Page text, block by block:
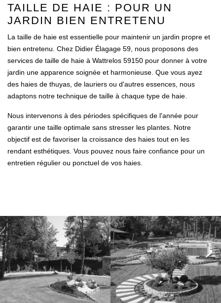
TAILLE DE HAIE : POUR UN
JARDIN BIEN ENTRETENU
La taille de haie est essentielle pour maintenir un jardin propre et
bien entretenu. Chez Didier Élagage 59, nous proposons des
services de taille de haie à Wattrelos 59150 pour donner à votre
jardin une apparence soignée et harmonieuse. Que vous ayez
des haies de thuyas, de lauriers ou d'autres essences, nous
adaptons notre technique de taille à chaque type de haie.
Nous intervenons à des périodes spécifiques de l'année pour
garantir une taille optimale sans stresser les plantes. Notre
objectif est de favoriser la croissance des haies tout en les
rendant esthétiques. Vous pouvez nous faire confiance pour un
entretien régulier ou ponctuel de vos haies.